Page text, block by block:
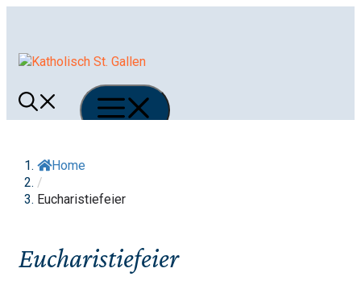
Menü
Home
/
Eucharistiefeier
Eucharistiefeier